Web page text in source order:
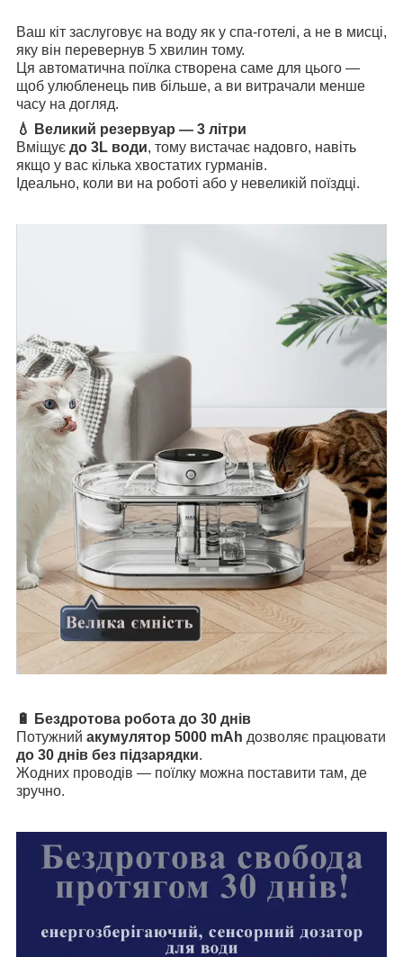
Ваш кіт заслуговує на воду як у спа-готелі, а не в мисці,
яку він перевернув 5 хвилин тому.
Ця автоматична поїлка створена саме для цього —
щоб улюбленець пив більше, а ви витрачали менше
часу на догляд.
💧 Великий резервуар — 3 літри
Вміщує до 3L води, тому вистачає надовго, навіть
якщо у вас кілька хвостатих гурманів.
Ідеально, коли ви на роботі або у невеликій поїздці.
🔋 Бездротова робота до 30 днів
Потужний акумулятор 5000 mAh дозволяє працювати
до 30 днів без підзарядки.
Жодних проводів — поїлку можна поставити там, де
зручно.